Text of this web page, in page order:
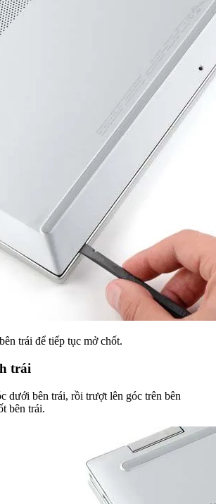
trái để tiếp tục mở chốt.
trái
dưới bên trái, rồi trượt lên góc trên bên
bên trái.